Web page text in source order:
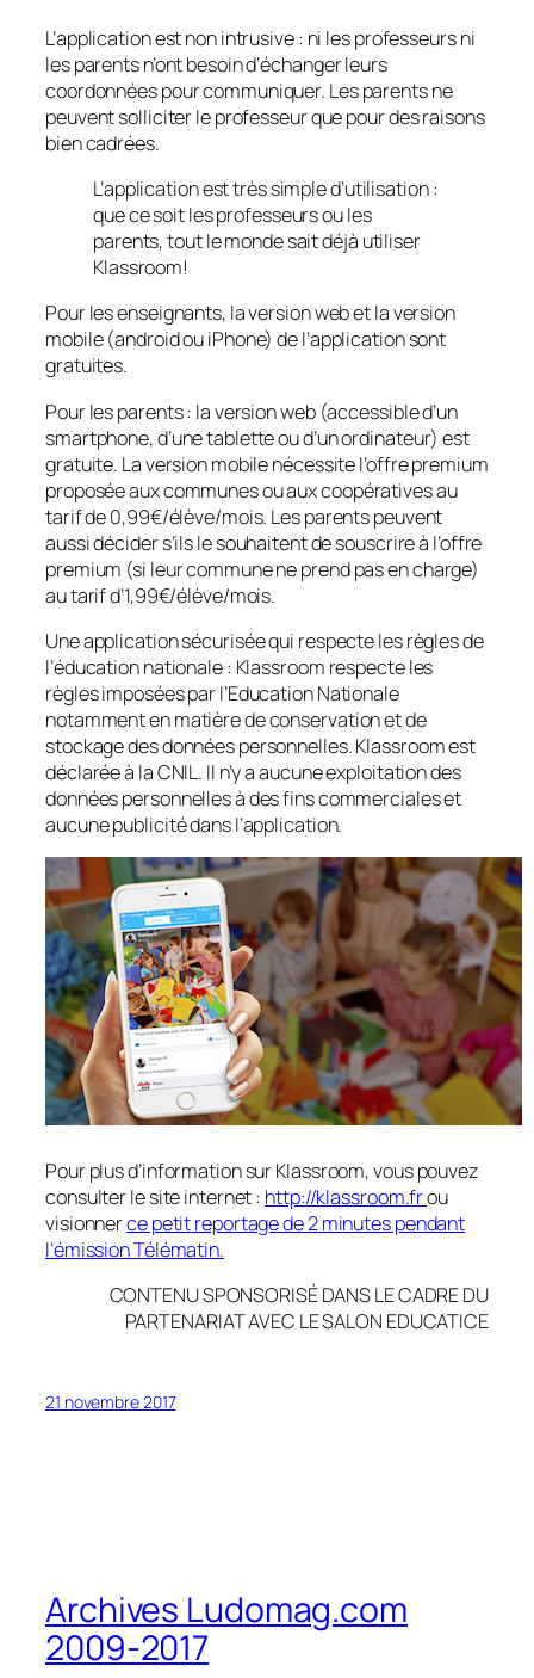
L’application est non intrusive : ni les professeurs ni
les parents n’ont besoin d’échanger leurs
coordonnées pour communiquer. Les parents ne
peuvent solliciter le professeur que pour des raisons
bien cadrées.
L’application est très simple d’utilisation :
que ce soit les professeurs ou les
parents, tout le monde sait déjà utiliser
Klassroom!
Pour les enseignants, la version web et la version
mobile (android ou iPhone) de l’application sont
gratuites.
Pour les parents : la version web (accessible d’un
smartphone, d’une tablette ou d’un ordinateur) est
gratuite. La version mobile nécessite l’offre premium
proposée aux communes ou aux coopératives au
tarif de 0,99€/élève/mois. Les parents peuvent
aussi décider s’ils le souhaitent de souscrire à l’offre
premium (si leur commune ne prend pas en charge)
au tarif d’1,99€/élève/mois.
Une application sécurisée qui respecte les règles de
l’éducation nationale : Klassroom respecte les
règles imposées par l’Education Nationale
notamment en matière de conservation et de
stockage des données personnelles. Klassroom est
déclarée à la CNIL. Il n’y a aucune exploitation des
données personnelles à des fins commerciales et
aucune publicité dans l’application.
Pour plus d’information sur Klassroom, vous pouvez
consulter le site internet : http://klassroom.frou
visionnerce petit reportage de 2 minutes pendant
l’émission Télématin.
CONTENU SPONSORISÉ DANS LE CADRE DU
PARTENARIAT AVEC LE SALON EDUCATICE
21 novembre 2017
Archives Ludomag.com
2009-2017